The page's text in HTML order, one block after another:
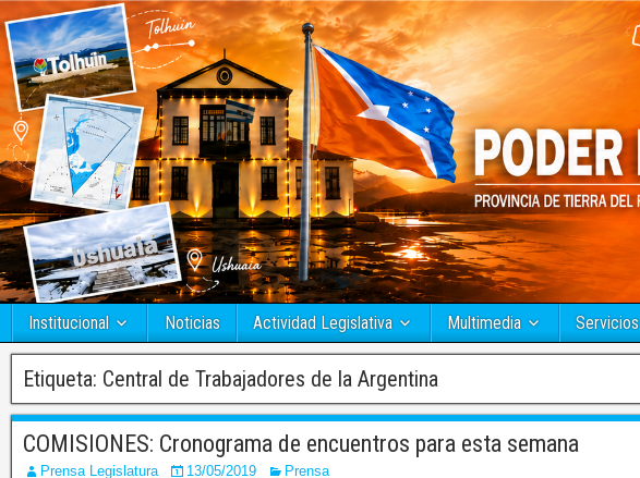
Institucional Noticias Actividad Legislativa Multimedia Servicios
Etiqueta: Central de Trabajadores de la Argentina
COMISIONES: Cronograma de encuentros para esta semana
Prensa Legislatura 13/05/2019 Prensa